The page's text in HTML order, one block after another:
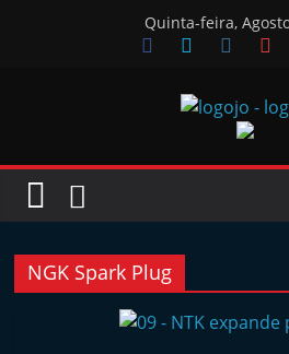
Quinta-feira,
Jornal
J
NGK Spark Plug